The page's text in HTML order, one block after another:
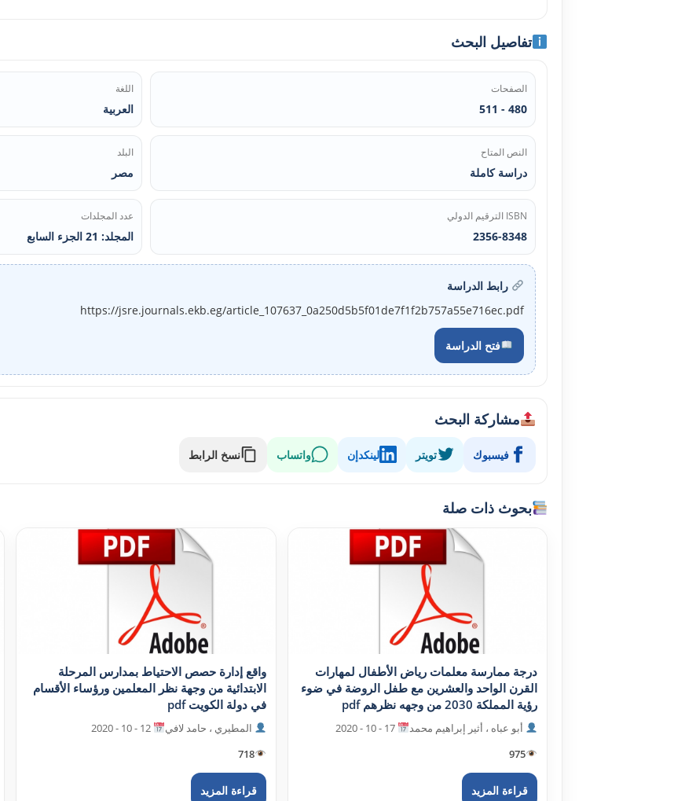
تفاصيل البحث
الصفحات
480 - 511
اللغة
العربية
النص المتاح
دراسة كاملة
البلد
مصر
ISBN الترقيم الدولي
2356-8348
عدد المجلدات
المجلد: 21 الجزء السابع
رابط الدراسة
https://jsre.journals.ekb.eg/article_107637_0a250d5b5f01de7f1f2b757a55e716ec.pdf
فتح الدراسة
مشاركة البحث
فيسبوك تويتر لينكدإن واتساب نسخ الرابط
بحوث ذات صلة
درجة ممارسة معلمات رياض الأطفال لمهارات
القرن الواحد والعشرين مع طفل الروضة في ضوء
رؤية المملکة 2030 من وجهه نظرهم pdf
أبو عباه ، أثير إبراهيم محمد
975
قراءة المزيد
واقع إدارة حصص الاحتياط بمدارس المرحلة
الابتدائية من وجهة نظر المعلمين ورؤساء الأقسام
في دولة الکويت pdf
المطيري ، حامد لافي
718
قراءة المزيد